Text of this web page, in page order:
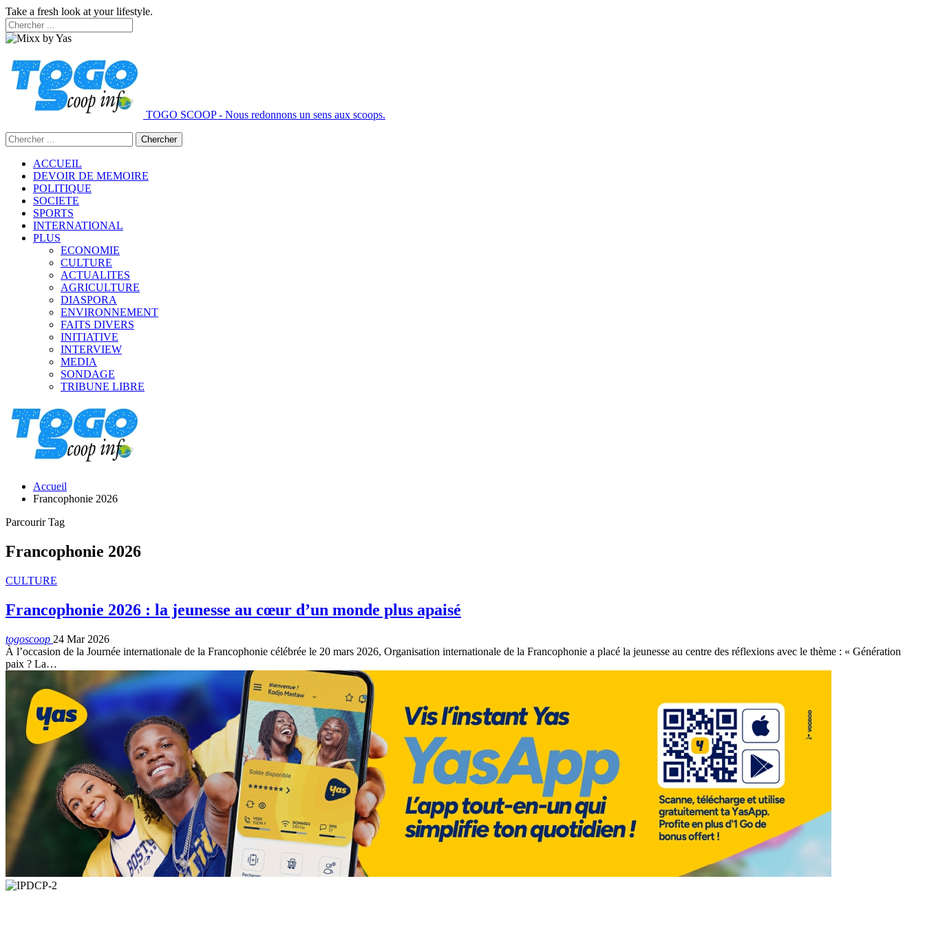
Take a fresh look at your lifestyle.
TOGO SCOOP - Nous redonnons un sens aux scoops.
ACCUEIL
DEVOIR DE MEMOIRE
POLITIQUE
SOCIETE
SPORTS
INTERNATIONAL
PLUS
ECONOMIE
CULTURE
ACTUALITES
AGRICULTURE
DIASPORA
ENVIRONNEMENT
FAITS DIVERS
INITIATIVE
INTERVIEW
MEDIA
SONDAGE
TRIBUNE LIBRE
Accueil
Francophonie 2026
Parcourir Tag
Francophonie 2026
CULTURE
Francophonie 2026 : la jeunesse au cœur d’un monde plus apaisé
togoscoop 24 Mar 2026
À l’occasion de la Journée internationale de la Francophonie célébrée le 20 mars 2026, Organisation internationale de la Francophonie a placé la jeunesse au centre des réflexions avec le thème : « Génération
paix ? La…